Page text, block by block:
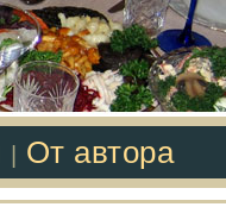
От автора